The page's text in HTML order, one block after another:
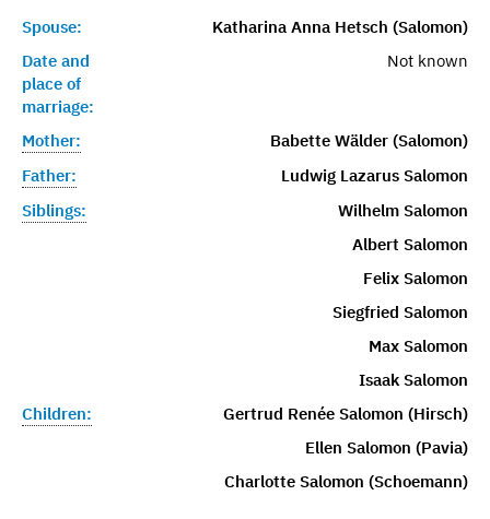
Spouse:
Katharina Anna Hetsch (Salomon)
Date and
place of
marriage:
Not known
Mother:
Babette Wälder (Salomon)
Father:
Ludwig Lazarus Salomon
Siblings:
Wilhelm Salomon
Albert Salomon
Felix Salomon
Siegfried Salomon
Max Salomon
Isaak Salomon
Children:
Gertrud Renée Salomon (Hirsch)
Ellen Salomon (Pavia)
Charlotte Salomon (Schoemann)